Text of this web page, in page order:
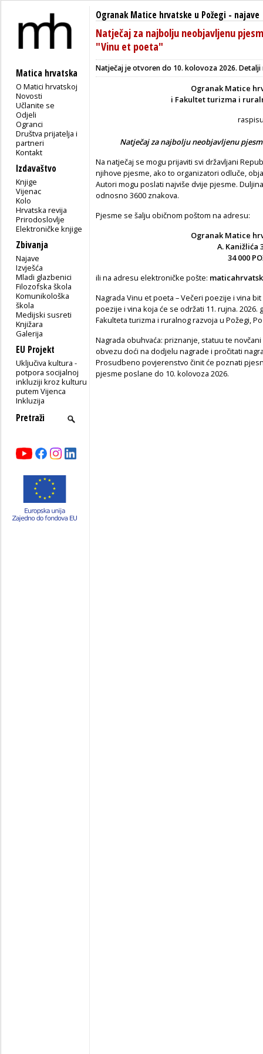
Matica hrvatska
O Matici hrvatskoj
Novosti
Učlanite se
Odjeli
Ogranci
Društva prijatelja i
partneri
Kontakt
Izdavaštvo
Knjige
Vijenac
Kolo
Hrvatska revija
Prirodoslovlje
Elektroničke knjige
Zbivanja
Najave
Izvješća
Mladi glazbenici
Filozofska škola
Komunikološka
škola
Medijski susreti
Knjižara
Galerija
EU Projekt
Uključiva kultura -
potpora socijalnoj
inkluziji kroz kulturu
putem Vijenca
Inkluzija
Ogranak Matice hrvatske u Požegi - najave
Natječaj za najbolju neobjavljenu
"Vinu et poeta"
Natječaj je otvoren do 10. kolovoza 2026. Detalji
Ogranak Matice
i Fakultet turizma i
Natječaj za najbolju neobjavljenu
Na natječaj se mogu prijaviti svi državljani
njihove pjesme, ako to organizatori odluče,
Autori mogu poslati najviše dvije pjesme.
odnosno 3600 znakova.
Pjesme se šalju običnom poštom na adresu:
Ogranak Matice
A. Kanižlića
34 000
ili na adresu elektroničke pošte:
Nagrada Vinu et poeta – Večeri poezije i vina
poezije i vina koja će se održati 11. rujna.
Fakulteta turizma i ruralnog razvoja u Požegi,
Nagrada obuhvaća: priznanje, statuu te
obvezu doći na dodjelu nagrade i pročitati
Prosudbeno povjerenstvo činit će poznati
pjesme poslane do 10. kolovoza 2026.